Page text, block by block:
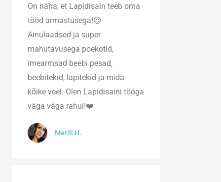
On näha, et Lapidisain teeb oma
tööd armastusega!😍
Ainulaadsed ja super
mahutavusega poekotid,
imearmsad beebi pesad,
beebitekid, lapitekid ja mida
kõike veel. Olen Lapidisaini tööga
väga väga rahul!❤️
Merili H.